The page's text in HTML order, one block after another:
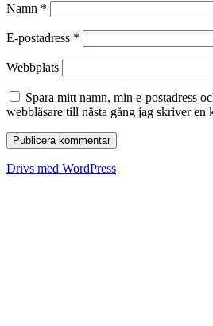
Namn *
E-postadress *
Webbplats
Spara mitt namn, min e-postadress
webbläsare till nästa gång jag skriver en
Drivs med WordPress